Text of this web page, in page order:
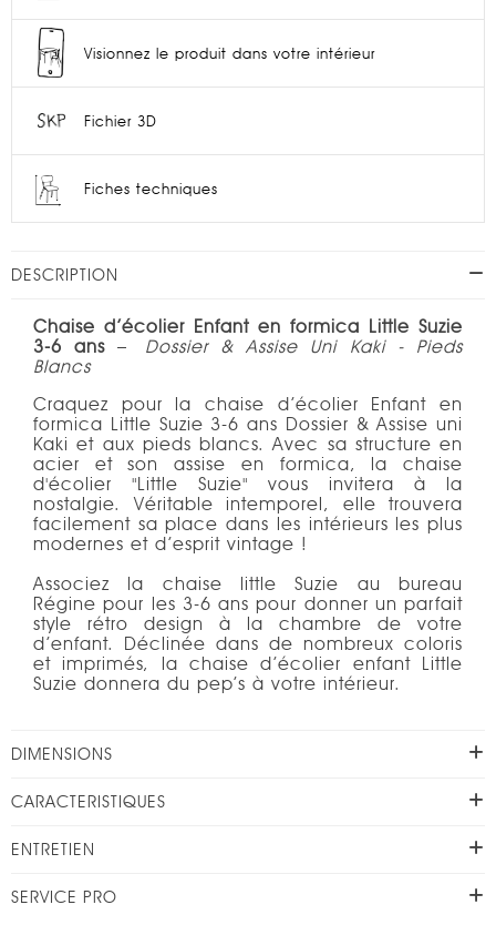
Visionnez le produit dans votre intérieur
Fichier 3D
Fiches techniques
DESCRIPTION
Chaise d’écolier Enfant en formica Little Suzie
3-6 ans – Dossier & Assise Uni Kaki - Pieds
Blancs
Craquez pour la chaise d’écolier Enfant en
formica Little Suzie 3-6 ans Dossier & Assise uni
Kaki et aux pieds blancs. Avec sa structure en
acier et son assise en formica, la chaise
d'écolier "Little Suzie" vous invitera à la
nostalgie. Véritable intemporel, elle trouvera
facilement sa place dans les intérieurs les plus
modernes et d’esprit vintage !
Associez la chaise little Suzie au bureau
Régine pour les 3-6 ans pour donner un parfait
style rétro design à la chambre de votre
d’enfant. Déclinée dans de nombreux coloris
et imprimés, la chaise d’écolier enfant Little
Suzie donnera du pep’s à votre intérieur.
DIMENSIONS
CARACTERISTIQUES
ENTRETIEN
SERVICE PRO